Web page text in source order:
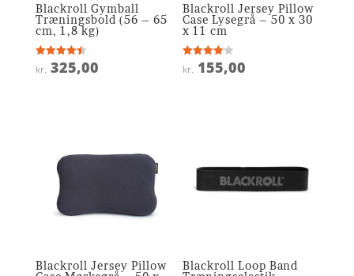
Blackroll Gymball
Træningsbold (56 – 65
cm, 1,8 kg)
Vurderet
4.5
kr. 325,00
Blackroll Jersey Pillow
Case Lysegrå – 50 x 30
x 11 cm
Vurderet
4.1
kr. 155,00
Blackroll Jersey Pillow
Blackroll Loop Band